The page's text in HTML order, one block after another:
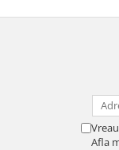
Afla